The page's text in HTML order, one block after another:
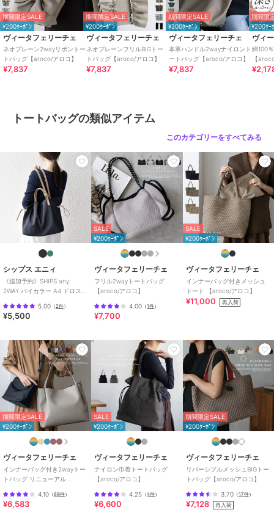
性別タイプ
レディース
バッグ ／トートバッグ
カラー
ホワイト、ブラック、チャコー
ル、モカ、グレーベージュ、ライ
トグレー、ピンク、ツイードブラ
ック、コルク、ツイードホワイト
商品のお取り扱い方法
合成皮革/人工皮革 /メッシュ
無地/フリル /中（幅21～30cm
以下）/ ライフスタイル
フィ
ットネス・ヨガ/カジュアル/
就活/軽量 700ｇ以下/
2WAY以
上/旅行・出張対応
トートバッグ
合成皮革/人工皮革 /
無地 /フリル/中（幅21～30cm
以下）/ライフスタイル
フィ
ットネス・ヨガ
カジュアル /
就活/軽量 700ｇ以下
2WAY以
上/旅行・出張対応
期間限定SALE
¥200ｸｰﾎﾟﾝ
ヴィータフェリーチェ
ネオプレーン2wayリボントー
トバッグ【aroco/アロコ】
¥7,837
期間限定SALE
¥200ｸｰﾎﾟﾝ
ヴィータフェリーチェ
ネオプレーンフリルBIGトー
トバッグ【aroco/アロコ】
¥7,837
期間限定SALE
¥200ｸｰﾎﾟﾝ
ヴィータフェリーチェ
本革ハンドル2wayナイロント
ートバッグ【aroco/アロコ】
¥7,837
期間限
¥200ｸｰ
ヴィ
綿100
【
トートバッグの類似アイテム
このカテゴリーをすべてみる
シップス エニィ
《追加予約》SHIPS any:
2WAY バイカラー A4 ドロスト
5.00 （2件）
¥5,500
SALE
¥200ｸｰﾎﾟﾝ
ヴィータフェリーチェ
フリル2wayトートバッグ
【aroco/アロコ】
4.00 （1件）
¥7,700
SALE
¥200ｸｰﾎﾟﾝ
ヴィータフェリーチェ
インナーバッグ付きメッシュ
トート 【aroco/アロコ】
¥11,000 再入荷
期間限定SALE
¥200ｸｰﾎﾟﾝ
ヴィータフェリーチェ
インナーバッグ付き2wayトー
トバッグ リニューアル
4.10 （89件）
¥6,583
SALE
¥200ｸｰﾎﾟﾝ
ヴィータフェリーチェ
ナイロン巾着トートバッグ
【aroco/アロコ】
4.25 （4件）
¥6,600
期間限定SALE
¥200ｸｰﾎﾟﾝ
ヴィータフェリーチェ
リバーシブルメッシュBIGトー
トバッグ【aroco/アロコ】
3.70（17件）
¥7,128 再入荷